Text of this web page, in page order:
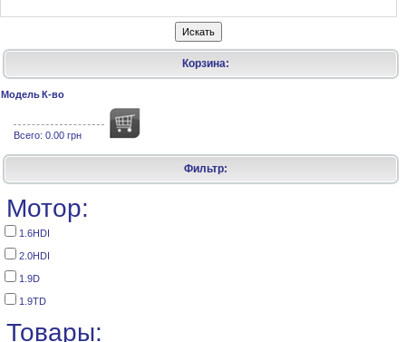
Корзина:
Модель К-во
Всего: 0.00 грн
Фильтр:
Мотор:
1.6HDI
2.0HDI
1.9D
1.9TD
Товары: